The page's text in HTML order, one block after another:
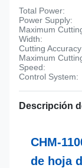
Total Power:
Power Supply:
Maximum
Width:
Cutting
Maximum
Speed:
Control System:
Descripción
CHM-
de hoja